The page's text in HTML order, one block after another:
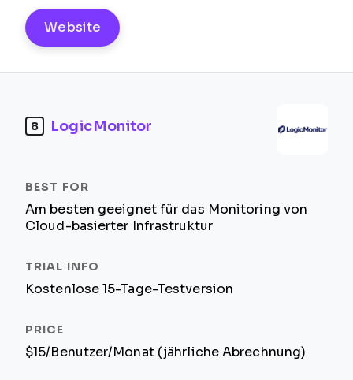
Website
8 LogicMonitor
Am besten geeignet für das Monitoring von
Cloud-basierter Infrastruktur
Kostenlose 15-Tage-Testversion
$15/Benutzer/Monat (jährliche Abrechnung)